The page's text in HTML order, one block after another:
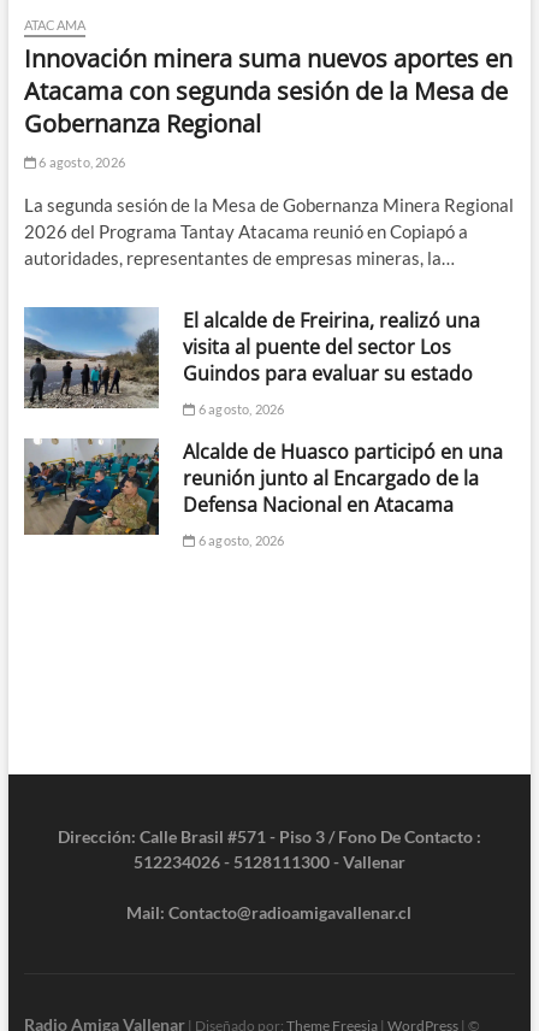
ATACAMA
Innovación minera suma nuevos aportes en
Atacama con segunda sesión de la Mesa de
Gobernanza Regional
6 agosto, 2026
La segunda sesión de la Mesa de Gobernanza Minera Regional
2026 del Programa Tantay Atacama reunió en Copiapó a
autoridades, representantes de empresas mineras, la…
El alcalde de Freirina, realizó una
visita al puente del sector Los
Guindos para evaluar su estado
6 agosto, 2026
Alcalde de Huasco participó en una
reunión junto al Encargado de la
Defensa Nacional en Atacama
6 agosto, 2026
Dirección: Calle Brasil #571 - Piso 3 / Fono De Contacto :
512234026 - 5128111300 - Vallenar
Mail: Contacto@radioamigavallenar.cl
Radio Amiga Vallenar| Diseñado por: Theme Freesia| WordPress| ©